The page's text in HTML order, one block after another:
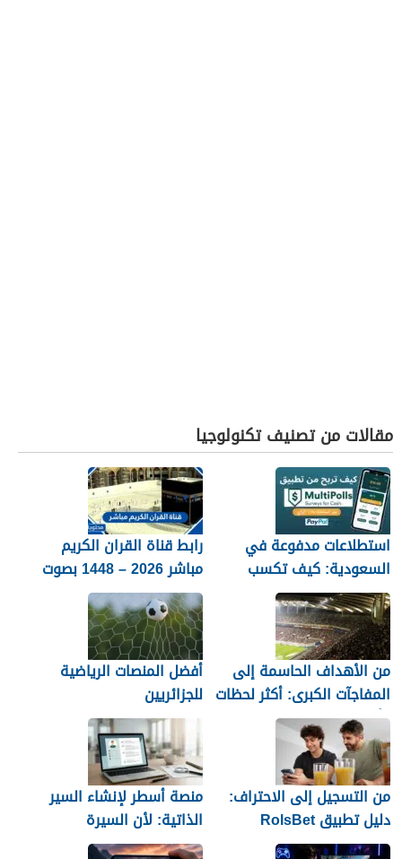
مقالات من تصنيف تكنولوجيا
استطلاعات مدفوعة في
السعودية: كيف تكسب
المال مع MultiPolls
رابط قناة القران الكريم
مباشر 2026 – 1448 بصوت
جميل
من الأهداف الحاسمة إلى
المفاجآت الكبرى: أكثر لحظات
كأس العالم 2026 التي لا
تُنسى
أفضل المنصات الرياضية
للجزائريين
من التسجيل إلى الاحتراف:
دليل تطبيق RolsBet
للمستخدمين السوريين
منصة أسطر لإنشاء السير
الذاتية: لأن السيرة
العشوائية لن تمنحك وظيفة